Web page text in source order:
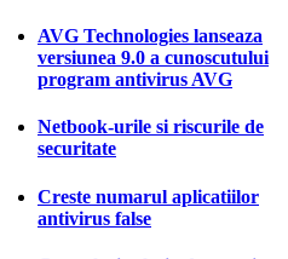
AVG Technologies lanseaza
versiunea 9.0 a cunoscutului
program antivirus AVG
Netbook-urile si riscurile de
securitate
Creste numarul aplicatiilor
antivirus false